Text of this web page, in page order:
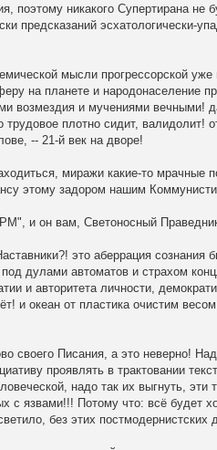
поэтому никакого Супертирана не
предсказаний эсхатологически-
мысли прогрессорской
на планете и народонаселение
возмездия и мучениями вечными!
плотно сидит,
-- 21-й век на дворе!
миражи какие-то мрачные
этому задором нашим
и он вам, Светоносный
это аберрация сознания
дулами автоматов и страхом
и авторитета личности,
и океан от пластика очистим
своего Писания, а это неверно!
проявлять в трактовании
надо так их выгнуть, эти
с язвами!!! Потому что: всё будет
без этих постмодернистских